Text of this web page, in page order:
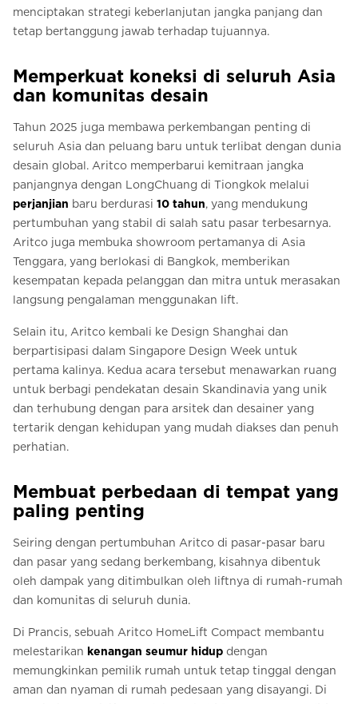
menciptakan strategi keberlanjutan jangka panjang dan
tetap bertanggung jawab terhadap tujuannya.
Memperkuat koneksi di seluruh Asia
dan komunitas desain
Tahun 2025 juga membawa perkembangan penting di
seluruh Asia dan peluang baru untuk terlibat dengan dunia
desain global. Aritco memperbarui kemitraan jangka
panjangnya dengan LongChuang di Tiongkok melalui
perjanjian baru berdurasi 10 tahun, yang mendukung
pertumbuhan yang stabil di salah satu pasar terbesarnya.
Aritco juga membuka showroom pertamanya di Asia
Tenggara, yang berlokasi di Bangkok, memberikan
kesempatan kepada pelanggan dan mitra untuk merasakan
langsung pengalaman menggunakan lift.
Selain itu, Aritco kembali ke Design Shanghai dan
berpartisipasi dalam Singapore Design Week untuk
pertama kalinya. Kedua acara tersebut menawarkan ruang
untuk berbagi pendekatan desain Skandinavia yang unik
dan terhubung dengan para arsitek dan desainer yang
tertarik dengan kehidupan yang mudah diakses dan penuh
perhatian.
Membuat perbedaan di tempat yang
paling penting
Seiring dengan pertumbuhan Aritco di pasar-pasar baru
dan pasar yang sedang berkembang, kisahnya dibentuk
oleh dampak yang ditimbulkan oleh liftnya di rumah-rumah
dan komunitas di seluruh dunia.
Di Prancis, sebuah Aritco HomeLift Compact membantu
melestarikan kenangan seumur hidup dengan
memungkinkan pemilik rumah untuk tetap tinggal dengan
aman dan nyaman di rumah pedesaan yang disayangi. Di